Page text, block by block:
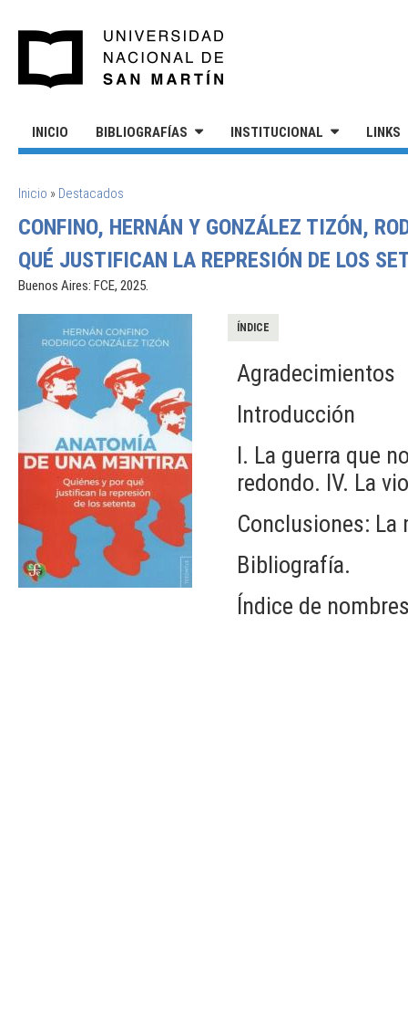
INICIO BIBLIOGRAFÍAS INSTITUCIONAL LINKS
SE ENCUENTRA USTED AQUÍ
Inicio » Destacados
CONFINO, HERNÁN Y GONZÁLEZ TIZÓN,
QUÉ JUSTIFICAN LA REPRESIÓN DE LOS
Buenos Aires: FCE, 2025.
ÍNDICE
Agradecimientos
Introducción
I. La guerra que
redondo. IV. La
Conclusiones: La
Bibliografía.
Índice de